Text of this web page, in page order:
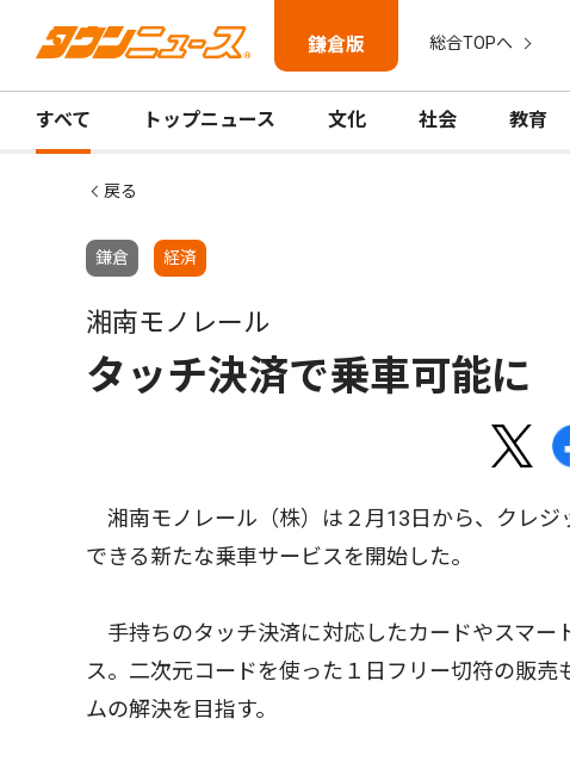
鎌倉版 総合TOPへ
すべて トップニュース 文化 社会 教育
戻る
鎌倉 経済
湘南モノレール
タッチ決済で乗車可能に
湘南モノレール（株）は２月13日から、クレジ
できる新たな乗車サービスを開始した。
手持ちのタッチ決済に対応したカードやスマー
ス。二次元コードを使った１日フリー切符の販
ムの解決を目指す。